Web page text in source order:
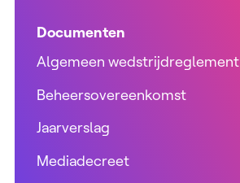
Documenten
Algemeen wedstrijdreglement
Beheersovereenkomst
Jaarverslag
Mediadecreet